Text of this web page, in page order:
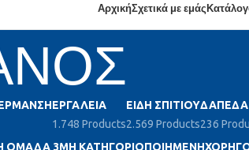
ΑρχικήΣχετικά με εμάς
ΕΡΓΑΛΕΊΑ
1.748 Products
ΕΊΔΗ ΣΠΙΤΙΟΎ
2.569 Products
ΔΆΠΕΔΑ
236
ΟΜΆΔΑ 3ΜΗ ΚΑΤΗΓΟΡΙΟΠΟΙΗΜΈΝΗ